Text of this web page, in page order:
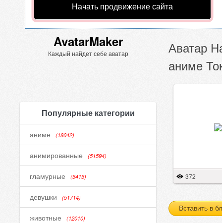
Начать продвижение сайта
AvatarMaker
Каждый найдет себе аватар
Популярные категории
аниме (18042)
анимированные (51594)
гламурные (5415)
девушки (51714)
животные (12010)
Аватар
аниме
372
Вставить в